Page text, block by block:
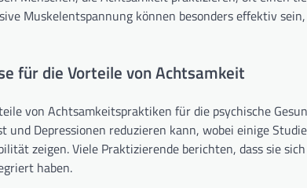
Muskelentspannung können besonders effektiv
für die Vorteile von Achtsamkeit
von Achtsamkeitspraktiken für die psychische
und Depressionen reduzieren kann, wobei einige
zeigen. Viele Praktizierende berichten, dass sie
haben.